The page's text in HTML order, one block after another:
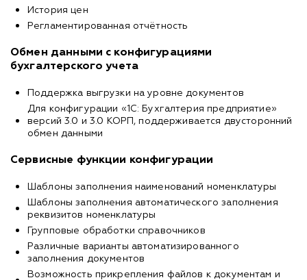
История цен
Регламентированная отчётность
Обмен данными с конфигурациями
бухгалтерского учета
Поддержка выгрузки на уровне документов
Для конфигурации «1С: Бухгалтерия предприятие»
версий 3.0 и 3.0 КОРП, поддерживается двусторонний
обмен данными
Сервисные функции конфигурации
Шаблоны заполнения наименований номенклатуры
Шаблоны заполнения автоматического заполнения
реквизитов номенклатуры
Групповые обработки справочников
Различные варианты автоматизированного
заполнения документов
Возможность прикрепления файлов к документам и